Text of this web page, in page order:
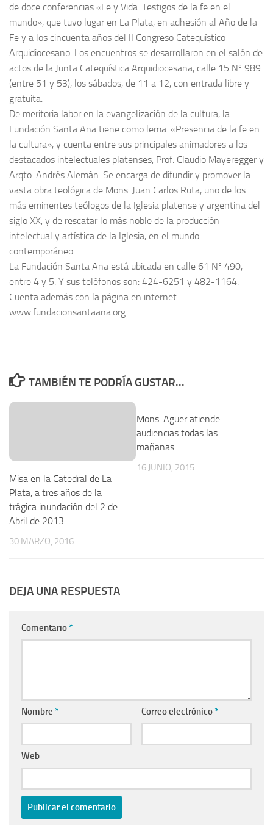
de doce conferencias «Fe y Vida. Testigos de la fe en el
mundo», que tuvo lugar en La Plata, en adhesión al Año de la
Fe y a los cincuenta años del II Congreso Catequístico
Arquidiocesano. Los encuentros se desarrollaron en el salón de
actos de la Junta Catequística Arquidiocesana, calle 15 Nº 989
(entre 51 y 53), los sábados, de 11 a 12, con entrada libre y
gratuita.
De meritoria labor en la evangelización de la cultura, la
Fundación Santa Ana tiene como lema: «Presencia de la fe en
la cultura», y cuenta entre sus principales animadores a los
destacados intelectuales platenses, Prof. Claudio Mayeregger y
Arqto. Andrés Alemán. Se encarga de difundir y promover la
vasta obra teológica de Mons. Juan Carlos Ruta, uno de los
más eminentes teólogos de la Iglesia platense y argentina del
siglo XX, y de rescatar lo más noble de la producción
intelectual y artística de la Iglesia, en el mundo
contemporáneo.
La Fundación Santa Ana está ubicada en calle 61 Nº 490,
entre 4 y 5. Y sus teléfonos son: 424-6251 y 482-1164.
Cuenta además con la página en internet:
www.fundacionsantaana.org
TAMBIÉN TE PODRÍA GUSTAR...
Misa en la Catedral de La
Plata, a tres años de la
trágica inundación del 2 de
Abril de 2013.
30 MARZO, 2016
Mons. Aguer atiende
audiencias todas las
mañanas.
16 JUNIO, 2015
DEJA UNA RESPUESTA
Comentario *
Nombre * Correo electrónico *
Web